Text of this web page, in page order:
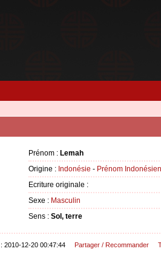
Prénom : Lemah
Origine : Indonésie - Prénom Indonésien
Ecriture originale :
Sexe : Masculin
Sens : Sol, terre
2010-12-20 00:47:44 Partager / Recommander